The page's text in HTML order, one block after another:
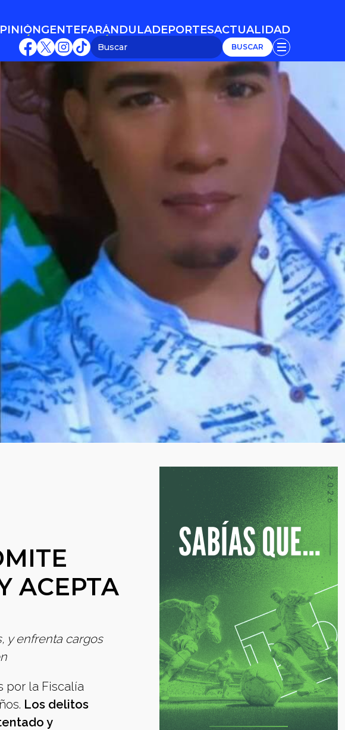
GENTE
GENTE
FARÁNDULA
FARÁNDULA
DEPORTESACTUALIDAD
ACTUALIDAD
ACEPTA
y enfrenta cargos
por la Fiscalía
Los delitos
y